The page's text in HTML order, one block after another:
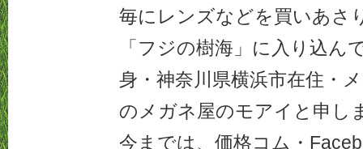
毎にレンズなどを買いあさ
「フジの樹海」に入り込ん
身・神奈川県横浜市在住・
のメガネ屋のモアイと申し
今までは、価格コム・